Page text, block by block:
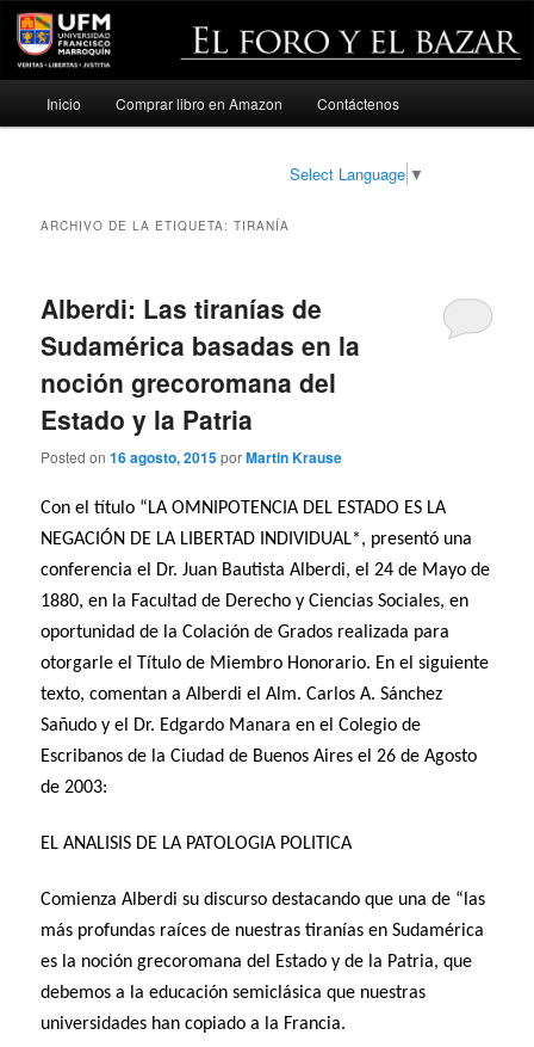
Ir
Ir
Inicio Comprar libro en Amazon Contáctenos
Select Language ▼
ARCHIVO DE LA ETIQUETA:TIRANÍA
Alberdi: Las tiranías de
Sudamérica basadas en la
noción grecoromana del
Estado y la Patria
Posted on16 agosto, 2015porMartin Krause
Con el título “LA OMNIPOTENCIA DEL ESTADO ES LA
NEGACIÓN DE LA LIBERTAD INDIVIDUAL*, presentó una
conferencia el Dr. Juan Bautista Alberdi, el 24 de Mayo de
1880, en la Facultad de Derecho y Ciencias Sociales, en
oportunidad de la Colación de Grados realizada para
otorgarle el Título de Miembro Honorario. En el siguiente
texto, comentan a Alberdi el Alm. Carlos A. Sánchez
Sañudo y el Dr. Edgardo Manara en el Colegio de
Escribanos de la Ciudad de Buenos Aires el 26 de Agosto
de 2003:
EL ANALISIS DE LA PATOLOGIA POLITICA
Comienza Alberdi su discurso destacando que una de “las
más profundas raíces de nuestras tiranías en Sudamérica
es la noción grecoromana del Estado y de la Patria, que
debemos a la educación semiclásica que nuestras
universidades han copiado a la Francia.